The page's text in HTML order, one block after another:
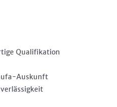
Qualifikation
Auskunft